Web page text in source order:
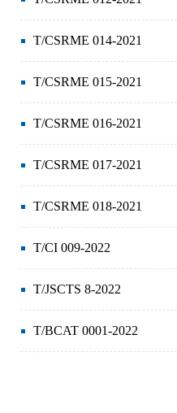
T/CSRME 014-2021
T/CSRME 015-2021
T/CSRME 016-2021
T/CSRME 017-2021
T/CSRME 018-2021
T/CI 009-2022
T/JSCTS 8-2022
T/BCAT 0001-2022